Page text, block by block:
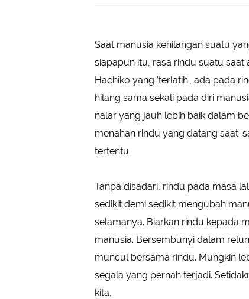
Saat manusia kehilangan suatu
siapapun itu, rasa rindu suatu
Hachiko yang 'terlatih', ada pada
hilang sama sekali pada diri
nalar yang jauh lebih baik dalam
menahan rindu yang datang saat-
tertentu.
Tanpa disadari, rindu pada masa
sedikit demi sedikit mengubah
selamanya. Biarkan rindu kepada
manusia. Bersembunyi dalam
muncul bersama rindu. Mungkin
segala yang pernah terjadi.
kita.